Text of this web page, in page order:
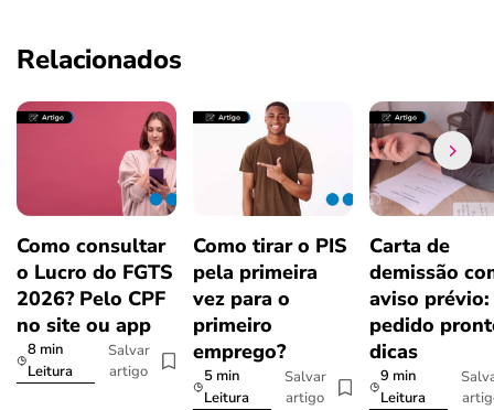
Relacionados
Como consultar
o Lucro do FGTS
2026? Pelo CPF
no site ou app
8 min
Leitura
Salvar
artigo
Como tirar o PIS
pela primeira
vez para o
primeiro
emprego?
5 min
Leitura
Salvar
artigo
Carta de
demissão
aviso prévio:
pedido
dicas
9 min
Leitura